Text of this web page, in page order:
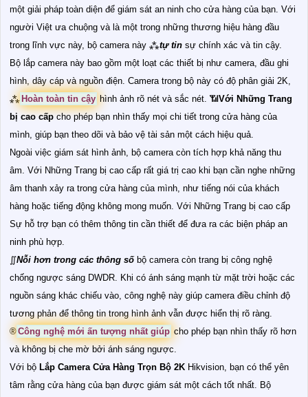
một giải pháp toàn diện để giám sát an ninh cho cửa hàng của bạn. Với
người Việt ưa chuộng và là một trong những thương hiệu hàng đầu
trong lĩnh vực này, bộ camera này ⁂tự tin sự chính xác và tin cậy.
Bộ lắp camera này bao gồm một loạt các thiết bị như camera, đầu ghi
hình, dây cáp và nguồn điện. Camera trong bộ này có độ phân giải 2K,
⁂ Hoàn toàn tin cậy hình ảnh rõ nét và sắc nét. 📶Với Những Trang
bị cao cấpcho phép bạn nhìn thấy mọi chi tiết trong cửa hàng của
mình, giúp bạn theo dõi và bảo vệ tài sản một cách hiệu quả.
Ngoài việc giám sát hình ảnh, bộ camera còn tích hợp khả năng thu
âm. Với Những Trang bị cao cấp rất giá trị cao khi bạn cần nghe những
âm thanh xảy ra trong cửa hàng của mình, như tiếng nói của khách
hàng hoặc tiếng động không mong muốn. Với Những Trang bị cao cấp
Sự hỗ trợ bạn có thêm thông tin cần thiết để đưa ra các biện pháp an
ninh phù hợp.
∬Nỗi hơn trong các thông sốbộ camera còn trang bị công nghệ
chống ngược sáng DWDR. Khi có ánh sáng mạnh từ mặt trời hoặc các
nguồn sáng khác chiếu vào, công nghệ này giúp camera điều chỉnh độ
tương phản để thông tin trong hình ảnh vẫn được hiển thị rõ ràng.
®️Công nghệ mới ấn tượng nhất giúp cho phép bạn nhìn thấy rõ hơn
và không bị che mờ bởi ánh sáng ngược.
Với bộ Lắp Camera Cửa Hàng Trọn Bộ 2K Hikvision, bạn có thể yên
tâm rằng cửa hàng của bạn được giám sát một cách tốt nhất. Bộ